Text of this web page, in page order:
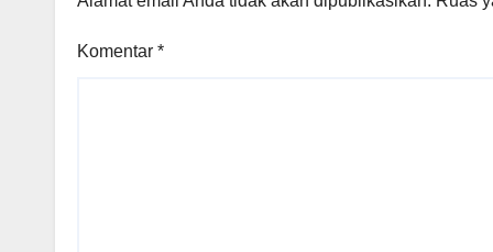
Komentar *